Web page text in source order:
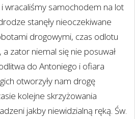
wracaliśmy samochodem na lot
stanęły nieoczekiwane
drogowymi, czas odlotu
a zator niemal się nie posuwał
do Antoniego i ofiara
otworzyły nam drogę
kolejne skrzyżowania
jakby niewidzialną ręką. Św.